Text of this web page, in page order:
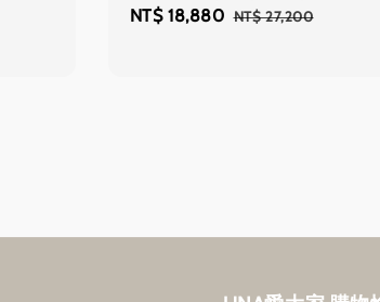
Sale
NT$ 18,880 Regular
NT$ 27,200